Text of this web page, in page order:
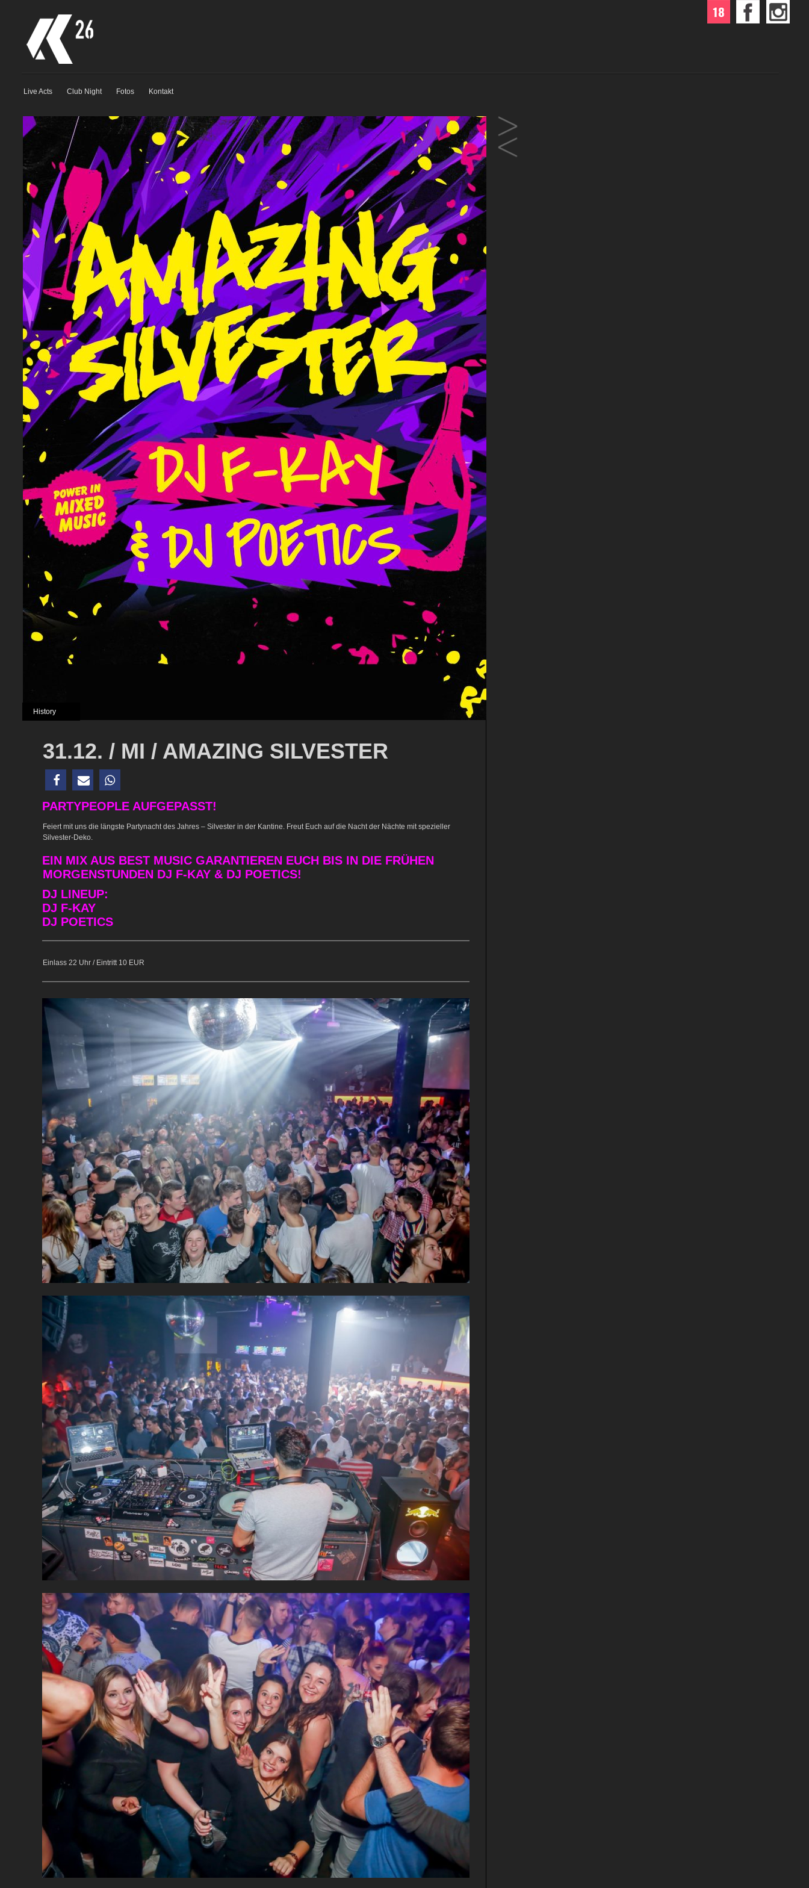
Live Acts Club Night Fotos Kontakt
History
31.12. / MI / AMAZING SILVESTER
PARTYPEOPLE AUFGEPASST!
Feiert mit uns die längste Partynacht des Jahres – Silvester in der Kantine. Freut Euch auf die Nacht der Nächte mit spezieller
Silvester-Deko.
EIN MIX AUS BEST MUSIC GARANTIEREN EUCH BIS IN DIE FRÜHEN
MORGENSTUNDEN DJ F-KAY & DJ POETICS!
DJ LINEUP:
DJ F-KAY
DJ POETICS
Einlass 22 Uhr / Eintritt 10 EUR